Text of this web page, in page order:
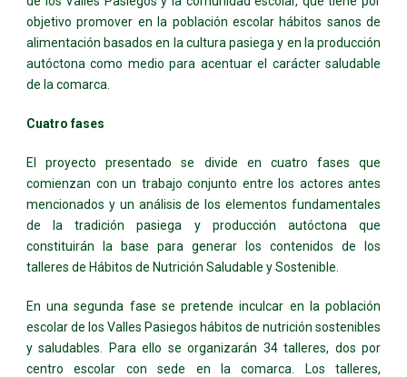
objetivo promover en la población escolar hábitos sanos de
alimentación basados en la cultura pasiega y en la producción
autóctona como medio para acentuar el carácter saludable
de la comarca.
Cuatro fases
El proyecto presentado se divide en cuatro fases que
comienzan con un trabajo conjunto entre los actores antes
mencionados y un análisis de los elementos fundamentales
de la tradición pasiega y producción autóctona que
constituirán la base para generar los contenidos de los
talleres de Hábitos de Nutrición Saludable y Sostenible.
En una segunda fase se pretende inculcar en la población
escolar de los Valles Pasiegos hábitos de nutrición sostenibles
y saludables. Para ello se organizarán 34 talleres, dos por
centro escolar con sede en la comarca. Los talleres,